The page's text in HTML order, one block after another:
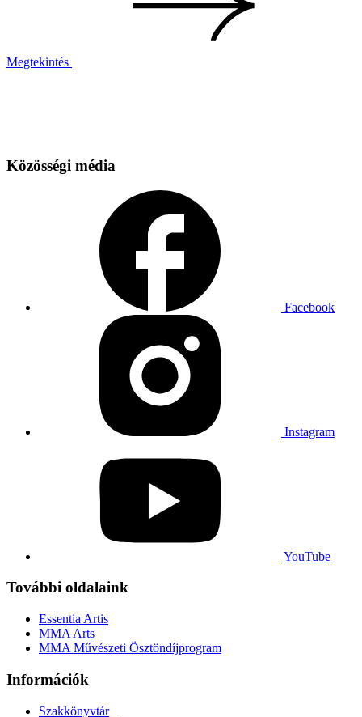
Megtekintés
Közösségi média
Facebook
Instagram
YouTube
További oldalaink
Essentia Artis
MMA Arts
MMA Művészeti Ösztöndíjprogram
Információk
Szakkönyvtár